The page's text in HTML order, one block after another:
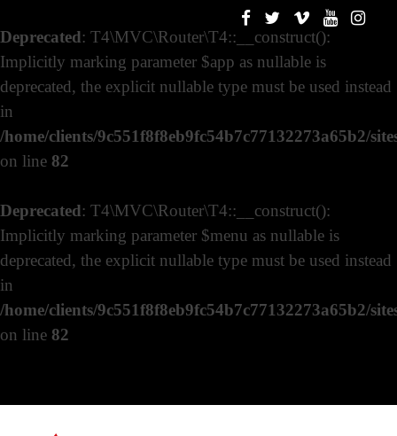
Deprecated: T4\MVC\Router\T4::__construct():
Implicitly marking parameter $app as nullable is
deprecated, the explicit nullable type must be used instead
in
/home/clients/9c551f8f8eb9fc54b7c77132273a65b2/
on line 82
Deprecated: T4\MVC\Router\T4::__construct():
Implicitly marking parameter $menu as nullable is
deprecated, the explicit nullable type must be used instead
in
/home/clients/9c551f8f8eb9fc54b7c77132273a65b2/
on line 82